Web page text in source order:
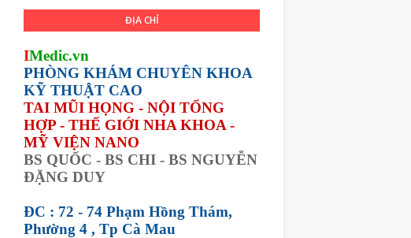
ĐỊA CHỈ
IMedic.vn
PHÒNG KHÁM CHUYÊN KHOA
KỸ THUẬT CAO
TAI MŨI HỌNG - NỘI TỔNG
HỢP - THẾ GIỚI NHA KHOA -
MỸ VIỆN NANO
BS QUỐC - BS CHI - BS NGUYỄN
ĐẶNG DUY
ĐC : 72 - 74 Phạm Hồng Thám,
Phường 4 , Tp Cà Mau